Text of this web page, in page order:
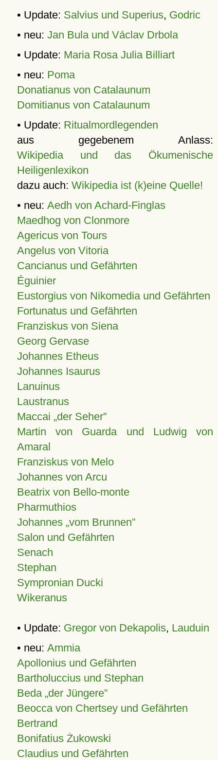
• Update: Salvius und Superius, Godric
• neu: Jan Bula und Václav Drbola
• Update: Maria Rosa Julia Billiart
• neu: Poma
Donatianus von Catalaunum
Domitianus von Catalaunum
• Update: Ritualmordlegenden
aus gegebenem Anlass:
Wikipedia und das Ökumenische
Heiligenlexikon
dazu auch: Wikipedia ist (k)eine Quelle!
• neu: Aedh von Achard-Finglas
Maedhog von Clonmore
Agericus von Tours
Angelus von Vitoria
Cancianus und Gefährten
Éguinier
Eustorgius von Nikomedia und Gefährten
Fortunatus und Gefährten
Franziskus von Siena
Georg Gervase
Johannes Etheus
Johannes Isaurus
Lanuinus
Laustranus
Maccai „der Seher”
Martin von Guarda und Ludwig von
Amaral
Franziskus von Melo
Johannes von Arcu
Beatrix von Bello-monte
Pharmuthios
Johannes vom Brunnen
Salon und Gefährten
Senach
Stephan
Sympronian Ducki
Wikeranus
• Update: Gregor von Dekapolis, Lauduin
• neu: Ammia
Apollonius und Gefährten
Bartholuccius und Stephan
Beda „der Jüngere”
Beocca von Chertsey und Gefährten
Bertrand
Bonifatius Żukowski
Claudius und Gefährten